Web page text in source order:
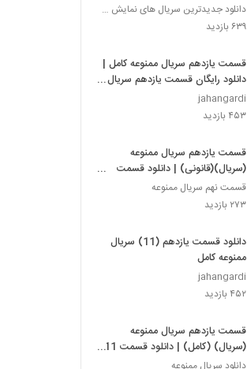
دانلود جدیدترین سریال های نمایش خانگی
۶۳۹ بازدید
قسمت یازدهم سریال ممنوعه کامل |
دانلود رایگان قسمت یازدهم سریال
ممنوعه -HD-
jahangardi
۴۵۳ بازدید
قسمت یازدهم سریال ممنوعه
(سریال)(قانونی) | دانلود قسمت
یازدهم 11 سریال ممنوعه رایگان
قسمت نهم سریال ممنوعه
۲۷۳ بازدید
دانلود قسمت یازدهم (11) سریال
ممنوعه کامل
jahangardi
۴۵۲ بازدید
قسمت یازدهم سریال ممنوعه
(سریال) (کامل) | دانلود قسمت 11
ممنوعه (یازدهم) یازده HD -
دانلود سریال ممنوعه